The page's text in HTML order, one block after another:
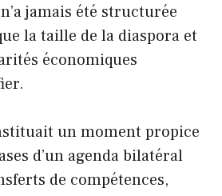
jamais été structurée
la taille de la diaspora et
économiques
un moment propice
d’un agenda bilatéral
de compétences,